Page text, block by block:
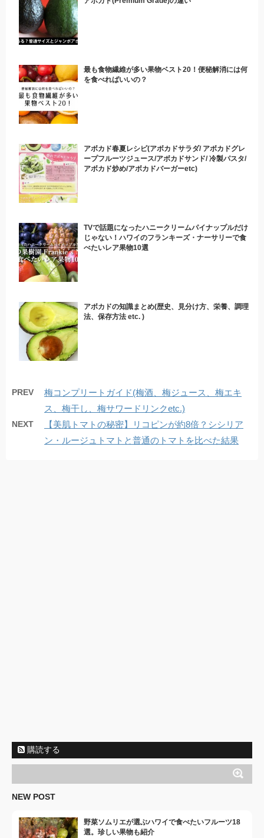
最も食物繊維が多い果物ベスト20！便秘解消には何
を食べればいいの？
アボカド春夏レシピ(アボカドサラダ/ アボカドグレ
ープフルーツジュース/アボカドサンド/ 冷製パスタ/
アボカド炒め/アボカドバーガーetc)
TVで話題になったハニークリームパイナップルだけ
じゃない！ハワイのフランキーズ・ナーサリーで食
べたいレア果物10選
アボカドの知識まとめ(歴史、見分け方、栄養、調理
法、保存方法 etc. )
PREV
梅コンプリートガイド(梅酒、梅ジュース、梅エキ
ス、梅干し、梅サワードリンクetc.)
NEXT
【美肌トマトの秘密】リコピンが約8倍？シシリア
ン・ルージュトマトと普通のトマトを比べた結果
購読する
NEW POST
野菜ソムリエが選ぶハワイで食べたいフルーツ18
選。珍しい果物も紹介